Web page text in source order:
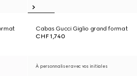
Cabas Gucci Giglio grand format
CHF 1,740
À personnaliser avec vos initiales